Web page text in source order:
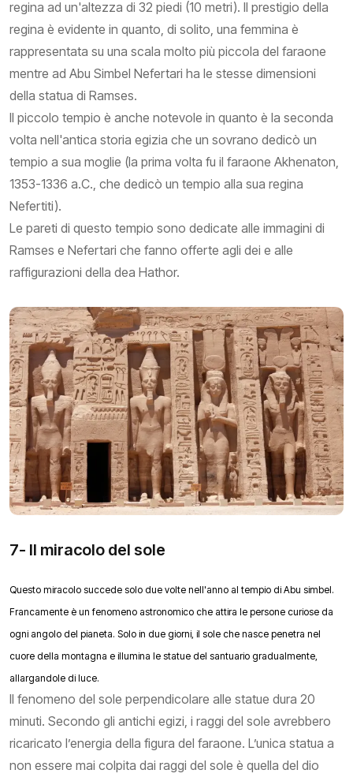
regina ad un'altezza di 32 piedi (10 metri). Il prestigio della
regina è evidente in quanto, di solito, una femmina è
rappresentata su una scala molto più piccola del faraone
mentre ad Abu Simbel Nefertari ha le stesse dimensioni
della statua di Ramses.
Il piccolo tempio è anche notevole in quanto è la seconda
volta nell'antica storia egizia che un sovrano dedicò un
tempio a sua moglie (la prima volta fu il faraone Akhenaton,
1353-1336 a.C., che dedicò un tempio alla sua regina
Nefertiti).
Le pareti di questo tempio sono dedicate alle immagini di
Ramses e Nefertari che fanno offerte agli dei e alle
raffigurazioni della dea Hathor.
7- Il miracolo del sole
Questo miracolo succede solo due volte nell'anno al tempio di Abu simbel.
Francamente è un fenomeno astronomico che attira le persone curiose da
ogni angolo del pianeta. Solo in due giorni, il sole che nasce penetra nel
cuore della montagna e illumina le statue del santuario gradualmente,
allargandole di luce.
Il fenomeno del sole perpendicolare alle statue dura 20
minuti. Secondo gli antichi egizi, i raggi del sole avrebbero
ricaricato l’energia della figura del faraone. L’unica statua a
non essere mai colpita dai raggi del sole è quella del dio